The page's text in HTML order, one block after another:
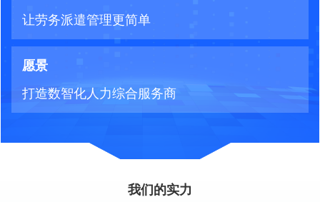
让劳务派遣管理更简单
愿景
打造数智化人力综合服务商
我们的实力